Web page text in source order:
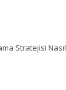
Stratejisi Nasıl